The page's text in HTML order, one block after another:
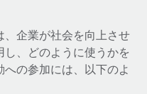
、企業が社会を向上させ
、どのように使うかを
の参加には、以下のよ